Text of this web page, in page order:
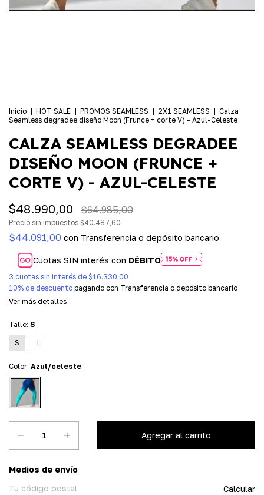
Inicio | HOT SALE | PROMOS SEAMLESS | 2X1 SEAMLESS | Calza
Seamless degradee diseño Moon (Frunce + corte V) - Azul-Celeste
CALZA SEAMLESS DEGRADEE
DISEÑO MOON (FRUNCE +
CORTE V) - AZUL-CELESTE
$48.990,00 $64.985,00
Precio sin impuestos $40.487,60
$44.091,00 con Transferencia o depósito bancario
Cuotas SIN interés con DÉBITO
3 cuotas sin interés de $16.330,00
10% de descuento pagando con Transferencia o depósito bancario
Ver más detalles
Talle: S
S L
Color: Azul/celeste
Entregas para el CP:
Medios de envío
Calcular